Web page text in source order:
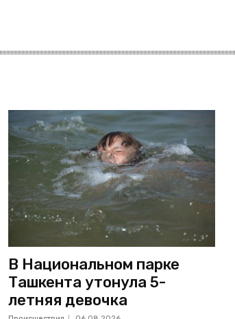
В Национальном парке
Ташкента утонула 5-
летняя девочка